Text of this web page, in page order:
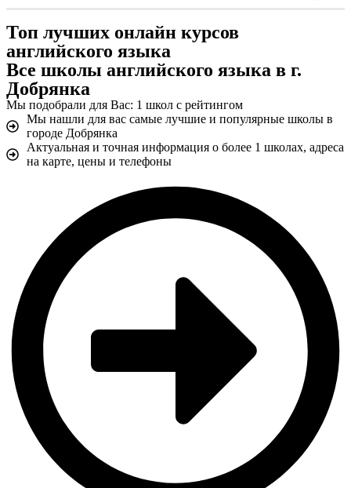
Топ лучших онлайн курсов
английского языка
Все школы английского языка в г.
Добрянка
Мы подобрали для Вас: 1 школ с рейтингом
Мы нашли для вас самые лучшие и популярные школы в
городе Добрянка
Актуальная и точная информация о более 1 школах, адреса
на карте, цены и телефоны